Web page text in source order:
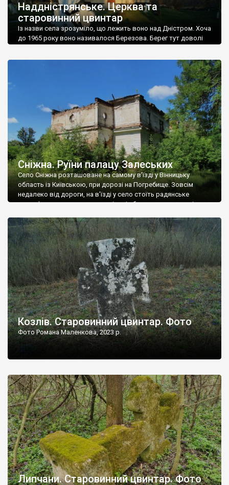
Наддністрянське. Церква та
старовинний цвинтар
Із назви села зрозуміло, що лежить воно над Дністром. Хоча
до 1965 року воно називалося Березова. Берег тут доволі
Наддністрянське відрізняється від більшості навколишніх
сіл. У селі є мурована Михайлівська церква. Точної дати […]
Сніжна. Руїни палацу Залеських
Село Сніжна розташоване на самому в’їзді у Вінницьку
область із Київською, при дорозі на Погребище. Зовсім
недалеко від дороги, на в’їзді у село стоїть радянське
рельєфне пано, яке показує жінку і яблуню, а трохи далі, десь
не видно, але видно дві стареньких колії у траві – […]
Козлів. Старовинний цвинтар. Фото
Фото Романа Маленкова, 2023 р.
Липчани. Старовинний цвинтар. Фото